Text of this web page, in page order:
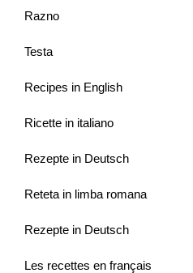
Razno
Testa
Recipes in English
Ricette in italiano
Rezepte in Deutsch
Reteta in limba romana
Rezepte in Deutsch
Les recettes en français